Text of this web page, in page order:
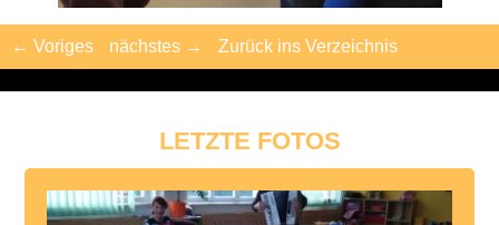
← Voriges nächstes → Zurück ins Verzeichnis
LETZTE FOTOS